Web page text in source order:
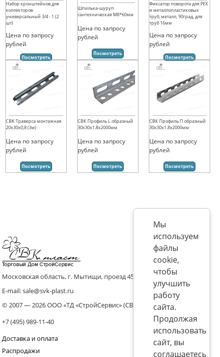
Набор кронштейнов для
коллекторов
универсальный 3/4 - 1 (2
шт)
Цена по запросу
рублей
Посмотреть
Шпилька-шуруп
сантехническая М8*60мм
Цена по запросу
рублей
Посмотреть
Фиксатор поворота для PEX
и металлопластиковых
труб, металл, 90град, для
труб 16мм
Цена по запросу
рублей
Посмотреть
СВК Траверса монтажная
20х30х0,8 (3м)
Цена по запросу
рублей
Посмотреть
СВК Профиль L образный
30х30х1.8х2000мм
Цена по запросу
рублей
Посмотреть
СВК Профиль П образный
30х30х1.8х2000мм
Цена по запросу
рублей
Посмотреть
Московская область, г. Мытищи, проезд 4536 владение 8, стр.10
E-mail: sale@svk-plast.ru
© 2007 — 2026 ООО «ТД «СтройСервис» (СВК)
+7 (495) 989-11-40
Доставка и оплата
Распродажи
Мы
используем
файлы
cookie,
чтобы
улучшить
работу
сайта.
Продолжая
использовать
сайт, вы
соглашаетесь